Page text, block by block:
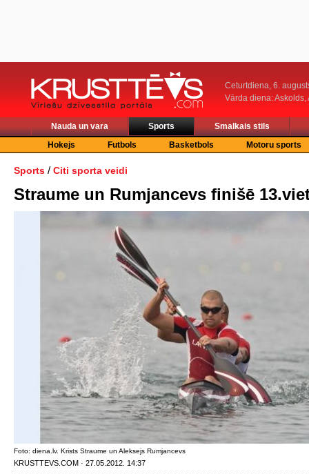
Ceturtdiena, 6.
Vārda diena: Askolds,
Nauda un vara Sports
Smalkais stils
Hokejs
Futbols Basketbols Motoru sports
Sports / Citi sporta veidi
Straume un Rumjancevs finišē
Foto: diena.lv. Krists Straume un Aleksejs Rumjancevs
KRUSTTEVS.COM · 27.05.2012. 14:37